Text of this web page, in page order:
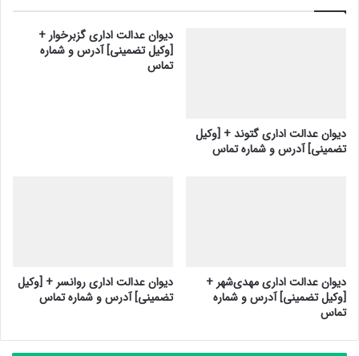
دیوان عدالت اداری گتوند + [وکیل
تضمینی] آدرس و شماره تماس
دیوان عدالت اداری گزبرخوار +
[وکیل تضمینی] آدرس و شماره
تماس
دیوان عدالت اداری مهدی‌شهر +
[وکیل تضمینی] آدرس و شماره
تماس
دیوان عدالت اداری روانسر + [وکیل
تضمینی] آدرس و شماره تماس